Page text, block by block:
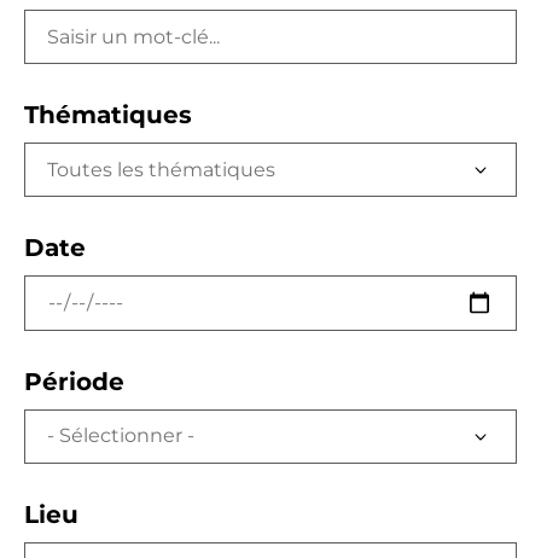
Thématiques
Toutes les thématiques
Date
Période
Lieu